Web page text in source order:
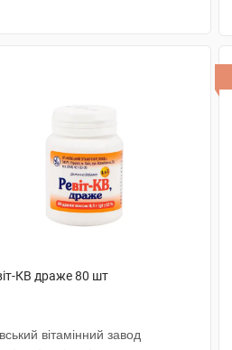
КВ драже 80 шт
вітамінний завод